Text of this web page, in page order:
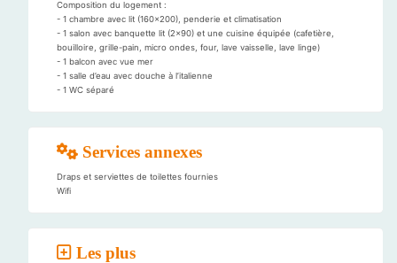
Composition du logement :
- 1 chambre avec lit (160x200), penderie et climatisation
- 1 salon avec banquette lit (2x90) et une cuisine équipée (cafetière,
bouilloire, grille-pain, micro ondes, four, lave vaisselle, lave linge)
- 1 balcon avec vue mer
- 1 salle d’eau avec douche à l’italienne
- 1 WC séparé
Services annexes
Draps et serviettes de toilettes fournies
Wifi
Les plus